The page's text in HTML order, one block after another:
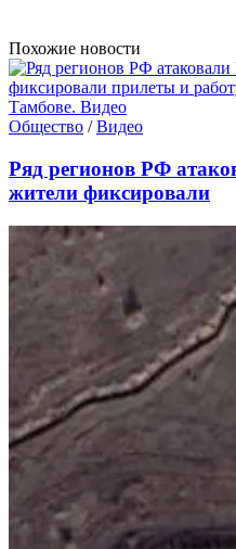
Похожие новости
Общество /Видео
Ряд регионов РФ
жители фиксировали